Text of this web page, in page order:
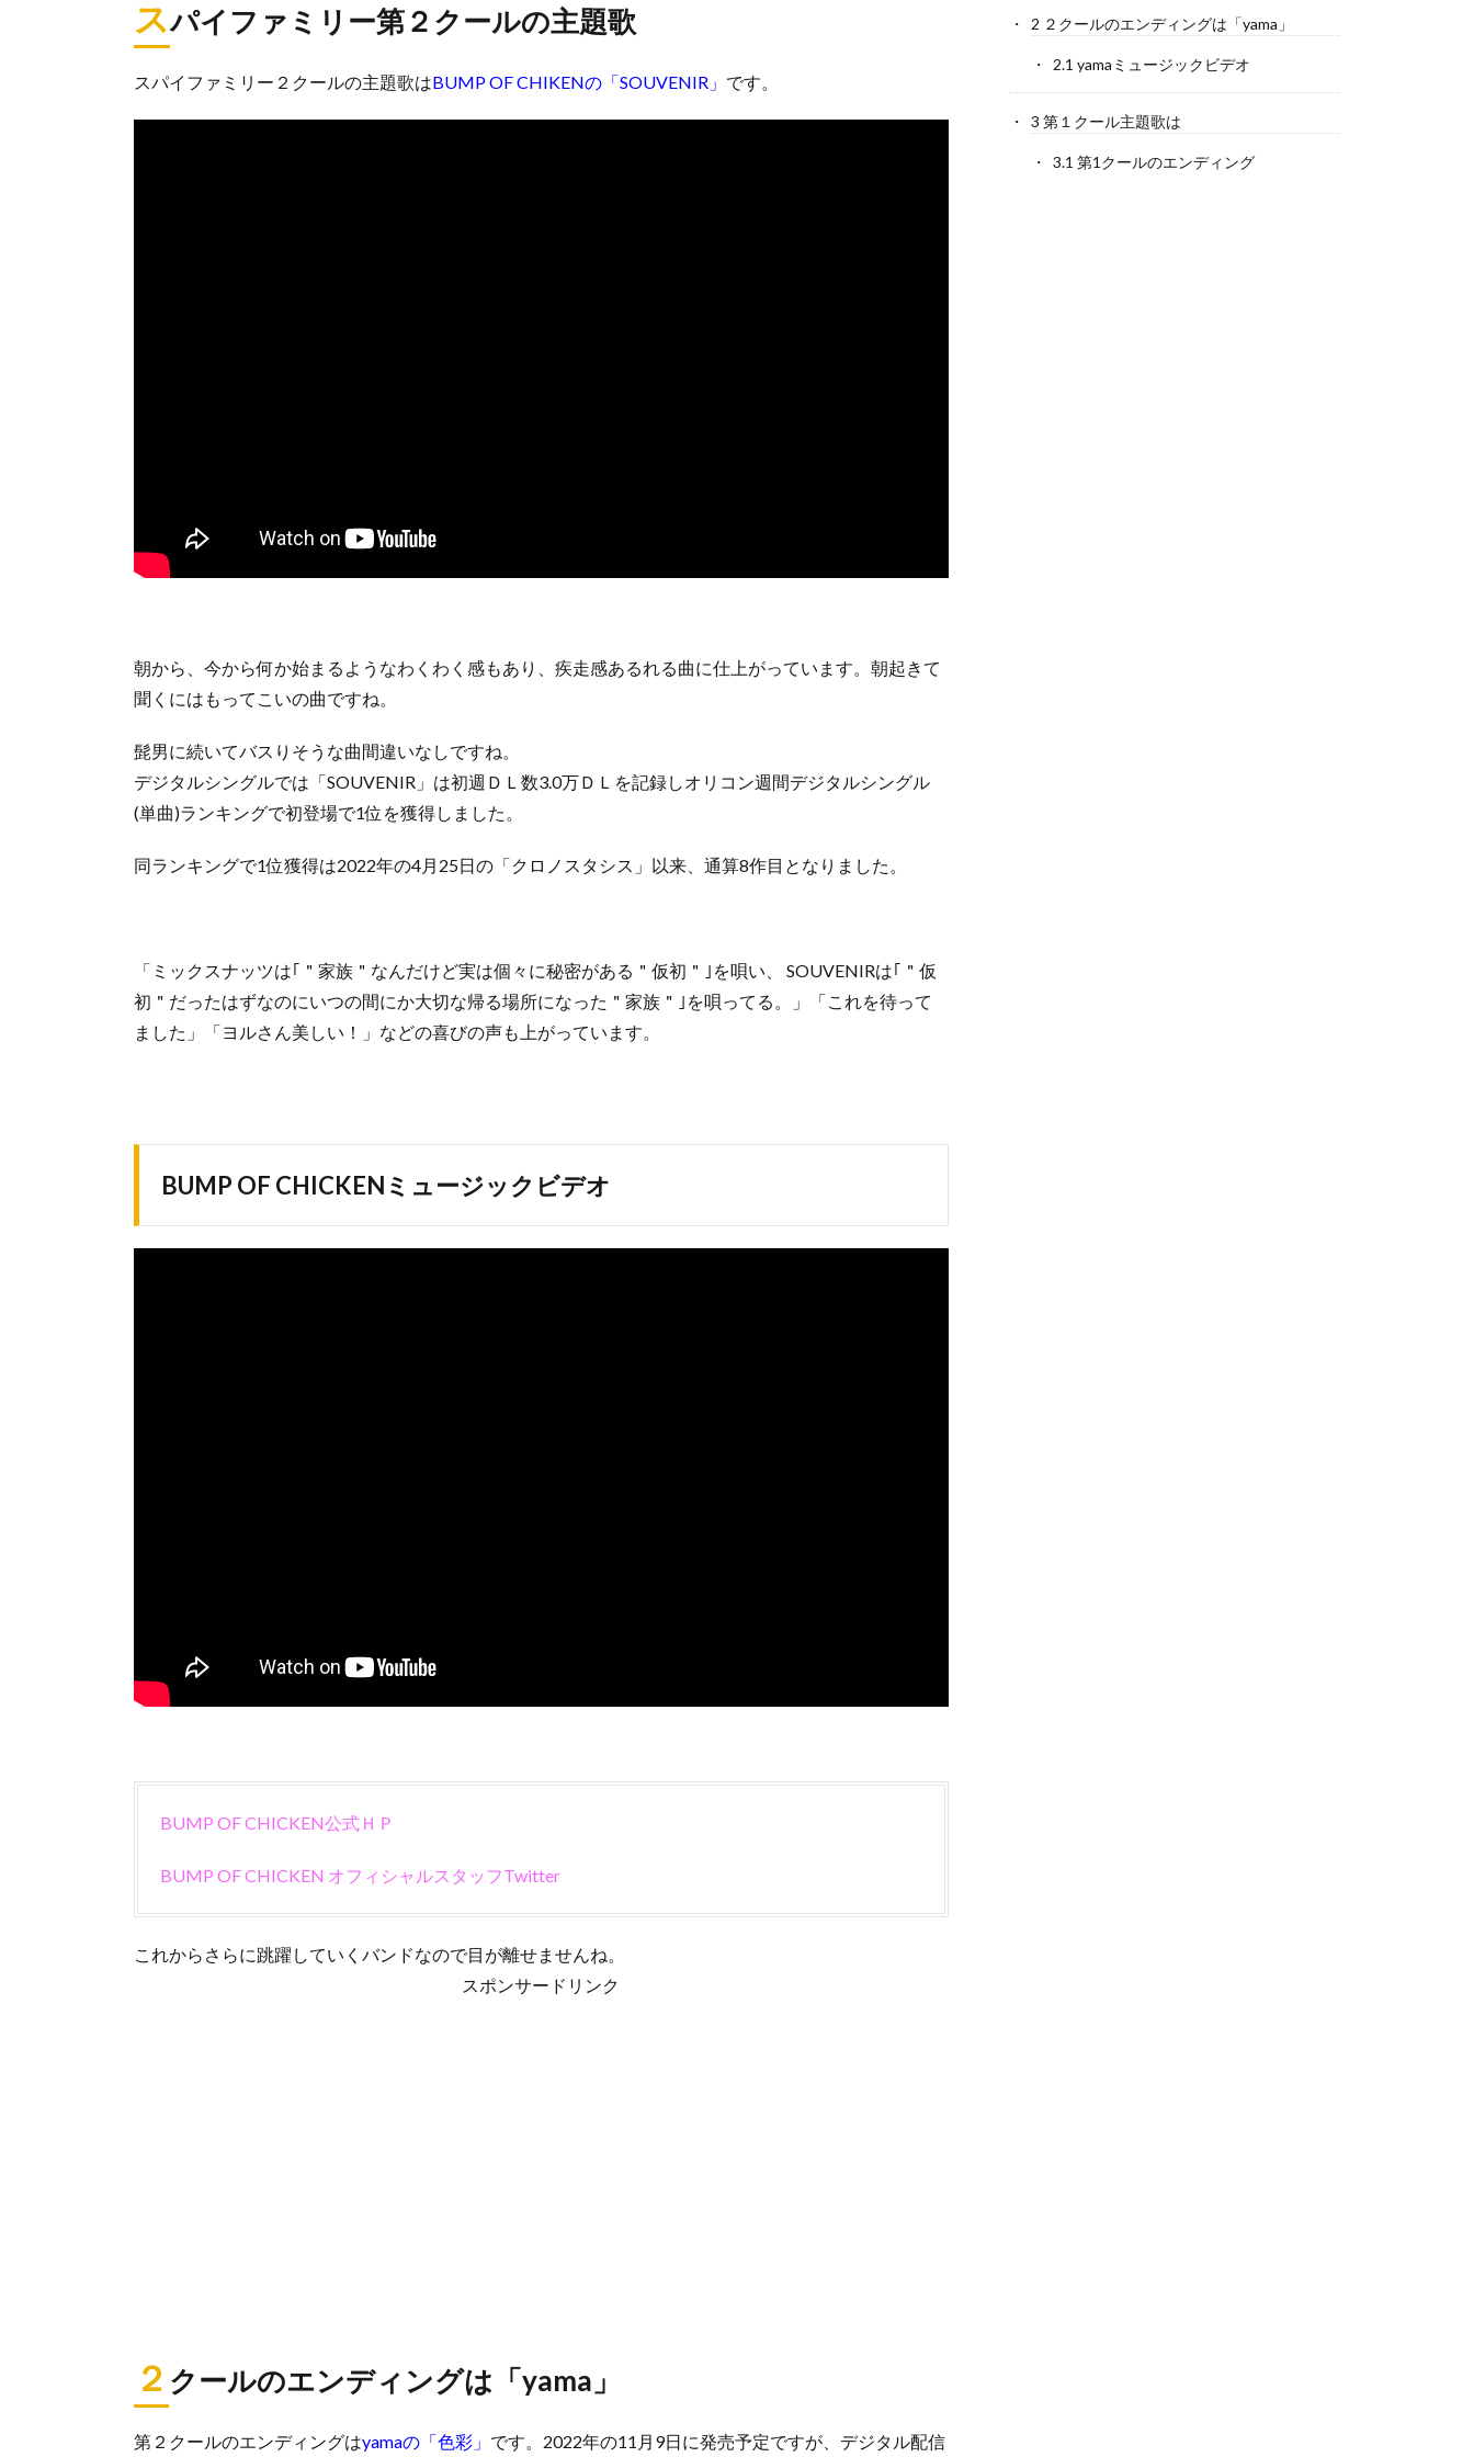
スパイファミリー第２クールの主題歌
スパイファミリー２クールの主題歌はBUMP OF CHIKENの「SOUVENIR」 です。
朝から、今から何か始まるようなわくわく感もあり、疾走感あるれる曲に仕上がっています。朝起きて
聞くにはもってこいの曲ですね。
髭男に続いてバスりそうな曲間違いなしですね。
デジタルシングルでは「SOUVENIR」は初週ＤＬ数3.0万ＤＬを記録しオリコン週間デジタルシングル
(単曲)ランキングで初登場で1位を獲得しました。
同ランキングで1位獲得は2022年の4月25日の「クロノスタシス」以来、通算8作目となりました。
「 ミックスナッツは｢＂家族＂なんだけど実は個々に秘密がある＂仮初＂｣を唄い、
SOUVENIRは｢＂仮
初＂だったはずなのにいつの間にか大切な帰る場所になった＂家族＂｣を唄ってる。
」「これを待って
ました」「ヨルさん美しい！」などの喜びの声も上がっています。
BUMP OF CHICKENミュージックビデオ
BUMP OF CHICKEN公式ＨＰ
BUMP OF CHICKEN オフィシャルスタッフTwitter
これからさらに跳躍していくバンドなので目が離せませんね。
スポンサードリンク
２ クールのエンディングは「yama」
第２クールのエンディングはyamaの「色彩」 です。2022年の11月9日に発売予定ですが、デジタル配信
2 ２クールのエンディングは「yama」
2.1 yamaミュージックビデオ
3 第１クール主題歌は
3.1 第1クールのエンディング